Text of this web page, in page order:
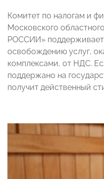
Комитет по налогам и
Московского
РОССИИ» поддерживает
освобождению услуг,
комплексами, от НДС.
поддержано на
получит действенный